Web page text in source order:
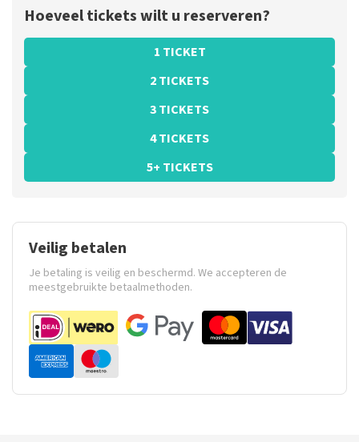
Hoeveel tickets wilt u reserveren?
1 TICKET
2 TICKETS
3 TICKETS
4 TICKETS
5+ TICKETS
Veilig betalen
Je betaling is veilig en beschermd. We accepteren de
meestgebruikte betaalmethoden.